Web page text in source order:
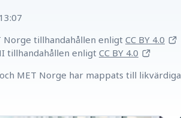
13:07
tillhandahållen enligt CC BY 4.0
tillhandahållen enligt CC BY 4.0
MET Norge har mappats till likvärdiga